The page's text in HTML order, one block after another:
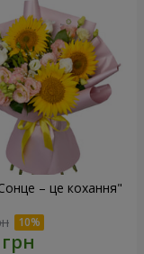
– це кохання"